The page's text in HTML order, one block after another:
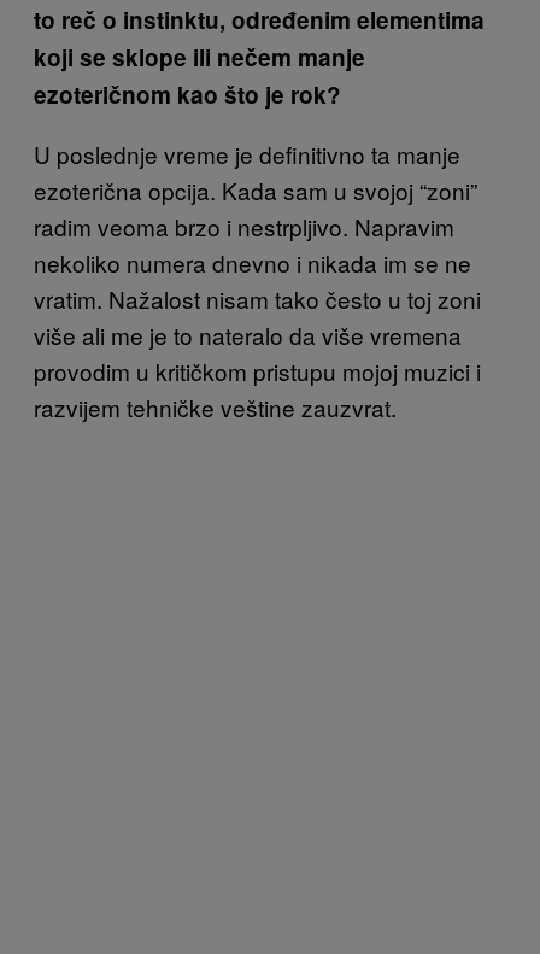
to reč o instinktu, određenim elementima
koji se sklope ili nečem manje
ezoteričnom kao što je rok?
U poslednje vreme je definitivno ta manje
ezoterična opcija. Kada sam u svojoj “zoni”
radim veoma brzo i nestrpljivo. Napravim
nekoliko numera dnevno i nikada im se ne
vratim. Nažalost nisam tako često u toj zoni
više ali me je to nateralo da više vremena
provodim u kritičkom pristupu mojoj muzici i
razvijem tehničke veštine zauzvrat.